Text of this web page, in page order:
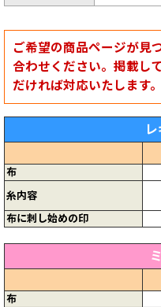
ご希望の商品ページが見
合わせください。掲載し
だければ対応いたします。
布
糸内容
布に刺し始めの印
布